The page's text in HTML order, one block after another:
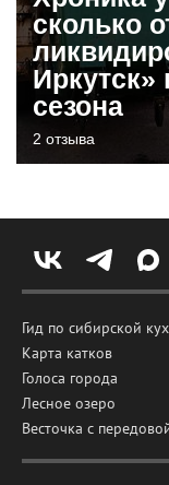
сколько
Иркутск»
сезона
2 отзыва
Гид по сибирской
Карта катков
Голоса города
Лесное озеро
Весточка с